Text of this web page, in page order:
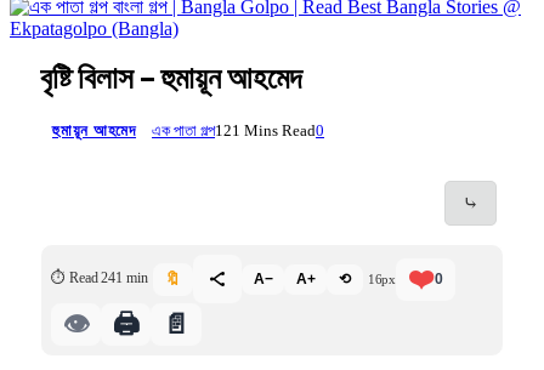
বৃষ্টি বিলাস – হুমায়ূন আহমেদ
হুমায়ূন আহমেদ এক পাতা গল্প121 Mins Read0
⤷
⏱ Read 241 min 🔖 A− A+ ⟲ 16px ❤️0
👁 🖨️ 📄